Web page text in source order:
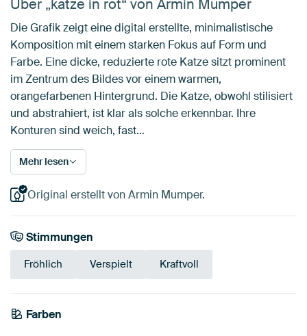
Über „katze in rot“ von Armin Mumper
Die Grafik zeigt eine digital erstellte, minimalistische
Komposition mit einem starken Fokus auf Form und
Farbe. Eine dicke, reduzierte rote Katze sitzt prominent
im Zentrum des Bildes vor einem warmen,
orangefarbenen Hintergrund. Die Katze, obwohl stilisiert
und abstrahiert, ist klar als solche erkennbar. Ihre
Konturen sind weich, fast…
Mehr lesen
Original erstellt von Armin Mumper.
Stimmungen
Fröhlich Verspielt Kraftvoll
Farben
Orange
Gelb